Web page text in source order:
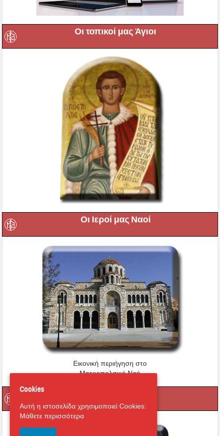
Οι τοπικοί μας Άγιοι
Οι Ιεροί μας Ναοί
Εικονική περιήγηση στο
Μητροπολιτικό Ναό
Cookies
Αυτή η ιστοσελίδα χρησιμοποιεί Cookies:
Μάθετε περισσότερα